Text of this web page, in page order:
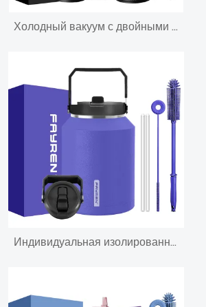
Холодный вакуум с двойными стенками в течение 48 часов. Герметичный, не содержит БФА, большой спортивный кувшин для воды из нержавеющей стали на 128 унций с ручкой, соломенными крышками для носика.
Индивидуальная изолированная бутылка для воды из нержавеющей стали с порошковым покрытием на 64 унции